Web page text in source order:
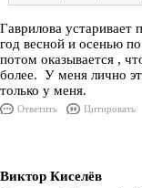
Гаврилова устаривает
год весной и осенью
потом оказывается ,
более. У меня лично
только у меня.
Ответить Цитировать
Виктор Киселёв